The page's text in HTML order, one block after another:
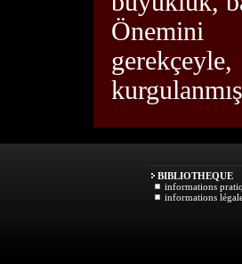
Önemini
BIBLIOTHEQUE
informations
informations